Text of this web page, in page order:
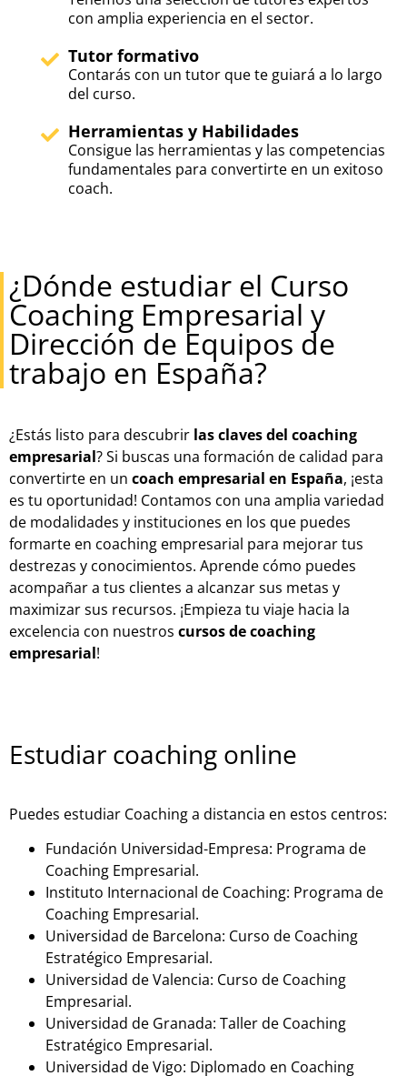
con amplia experiencia en el sector.
Tutor formativo
Contarás con un tutor que te guiará a lo largo
del curso.
Herramientas y Habilidades
Consigue las herramientas y las competencias
fundamentales para convertirte en un exitoso
coach.
¿Dónde estudiar el Curso
Coaching Empresarial y
Dirección de Equipos de
trabajo en España?
¿Estás listo para descubrir las claves del coaching
empresarial? Si buscas una formación de calidad para
convertirte en un coach empresarial en España, ¡esta
es tu oportunidad! Contamos con una amplia variedad
de modalidades y instituciones en los que puedes
formarte en coaching empresarial para mejorar tus
destrezas y conocimientos. Aprende cómo puedes
acompañar a tus clientes a alcanzar sus metas y
maximizar sus recursos. ¡Empieza tu viaje hacia la
excelencia con nuestros cursos de coaching
empresarial!
Estudiar coaching online
Puedes estudiar Coaching a distancia en estos centros:
Fundación Universidad-Empresa: Programa de
Coaching Empresarial.
Instituto Internacional de Coaching: Programa de
Coaching Empresarial.
Universidad de Barcelona: Curso de Coaching
Estratégico Empresarial.
Universidad de Valencia: Curso de Coaching
Empresarial.
Universidad de Granada: Taller de Coaching
Estratégico Empresarial.
Universidad de Vigo: Diplomado en Coaching